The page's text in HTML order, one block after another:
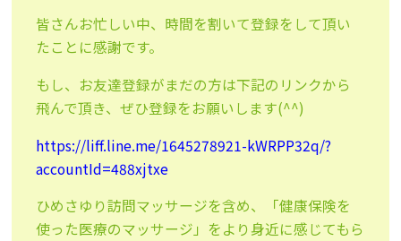
皆さんお忙しい中、時間を割いて登録をして頂い
たことに感謝です。
もし、お友達登録がまだの方は下記のリンクから
飛んで頂き、ぜひ登録をお願いします(^^)
https://liff.line.me/1645278921-kWRPP32q/?
accountId=488xjtxe
ひめさゆり訪問マッサージを含め、「健康保険を
使った医療のマッサージ」をより身近に感じてもら